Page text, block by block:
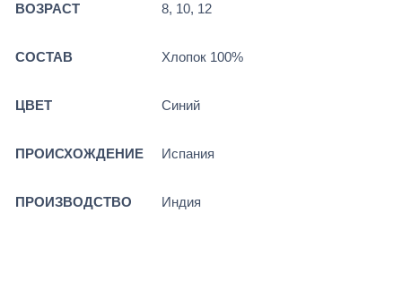
ВОЗРАСТ 8, 10, 12
СОСТАВ Хлопок 100%
ЦВЕТ Синий
ПРОИСХОЖДЕНИЕ Испания
ПРОИЗВОДСТВО Индия